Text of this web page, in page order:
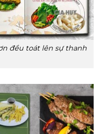
đều toát lên sự thanh